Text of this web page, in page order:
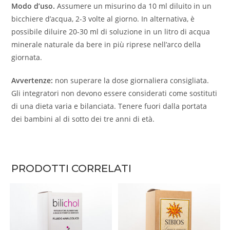
Modo d’uso.Assumere un misurino da 10 ml diluito in un
bicchiere d’acqua, 2-3 volte al giorno. In alternativa, è
possibile diluire 20-30 ml di soluzione in un litro di acqua
minerale naturale da bere in più riprese nell’arco della
giornata.
Avvertenze: non superare la dose giornaliera consigliata.
Gli integratori non devono essere considerati come sostituti
di una dieta varia e bilanciata. Tenere fuori dalla portata
dei bambini al di sotto dei tre anni di età.
PRODOTTI CORRELATI